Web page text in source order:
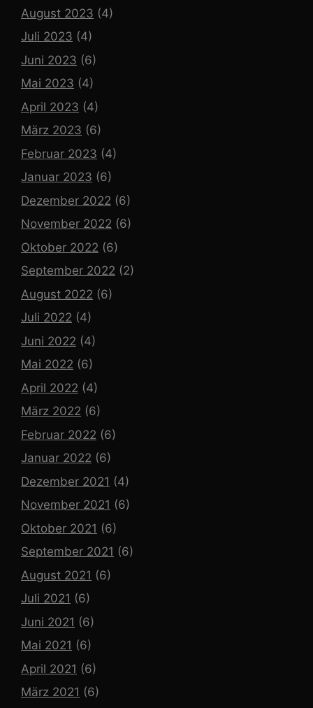
August 2023 (4)
Juli 2023 (4)
Juni 2023 (6)
Mai 2023 (4)
April 2023 (4)
März 2023 (6)
Februar 2023 (4)
Januar 2023 (6)
Dezember 2022 (6)
November 2022 (6)
Oktober 2022 (6)
September 2022 (2)
August 2022 (6)
Juli 2022 (4)
Juni 2022 (4)
Mai 2022 (6)
April 2022 (4)
März 2022 (6)
Februar 2022 (6)
Januar 2022 (6)
Dezember 2021 (4)
November 2021 (6)
Oktober 2021 (6)
September 2021 (6)
August 2021 (6)
Juli 2021 (6)
Juni 2021 (6)
Mai 2021 (6)
April 2021 (6)
März 2021 (6)